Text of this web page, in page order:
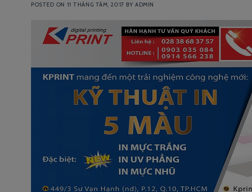
POSTED ON 11 THÁNG TÁM, 2017 BY ADMIN